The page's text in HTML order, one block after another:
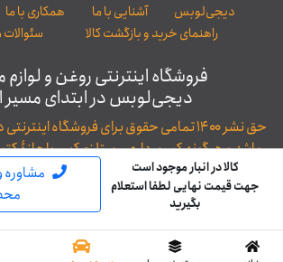
کالا در انبار موجود است
جهت قیمت نهایی لطفا استعلام
بگیرید
مشاوره
دیجی‌لوبس آشنایی با ما همکاری با ما
راهنمای خرید و بازگشت کالا
فروشگاه اینترنتی روغن و
دیجی‌لوبس در ابتدای
حق نشر ۱۴۰۰ تمامی حقوق برای فروشگاه
می‌باشد و هرگونه کپی‌برداری مستلزم کسب اجازۀ
خواهد داشت.
توسعه و طراحی: WAC